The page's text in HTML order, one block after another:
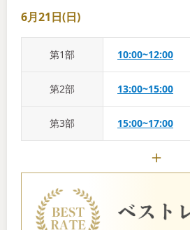
6月21日(日)
第1部 10:00~12:00
第2部 13:00~15:00
第3部 15:00~17:00